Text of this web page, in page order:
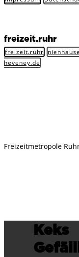
freizeit.ruhr
freizeit.ruhr
heveney.de
Freizeitmetropole
Keks